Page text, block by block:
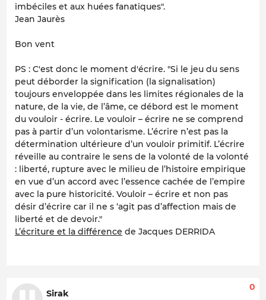
imbéciles et aux huées fanatiques".
Jean Jaurès
Bon vent
PS : C'est donc le moment d'écrire. "Si le jeu du sens
peut déborder la signification (la signalisation)
toujours enveloppée dans les limites régionales de la
nature, de la vie, de l’âme, ce débord est le moment
du vouloir - écrire. Le vouloir – écrire ne se comprend
pas à partir d’un volontarisme. L’écrire n’est pas la
détermination ultérieure d’un vouloir primitif. L’écrire
réveille au contraire le sens de la volonté de la volonté
: liberté, rupture avec le milieu de l’histoire empirique
en vue d’un accord avec l’essence cachée de l’empire
avec la pure historicité. Vouloir – écrire et non pas
désir d’écrire car il ne s ‘agit pas d’affection mais de
liberté et de devoir."
L’écriture et la différence de Jacques DERRIDA
Sirak
0